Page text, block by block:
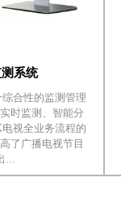
系统
合性的监测管理
时监测、智能分
视全业务流程的
了广播电视节目
...